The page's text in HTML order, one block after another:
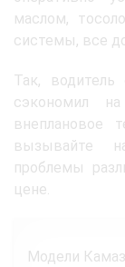
маслом,
системы, все
Так, водитель
сэкономил
внеплановое
вызывайте
проблемы
цене.
Модели